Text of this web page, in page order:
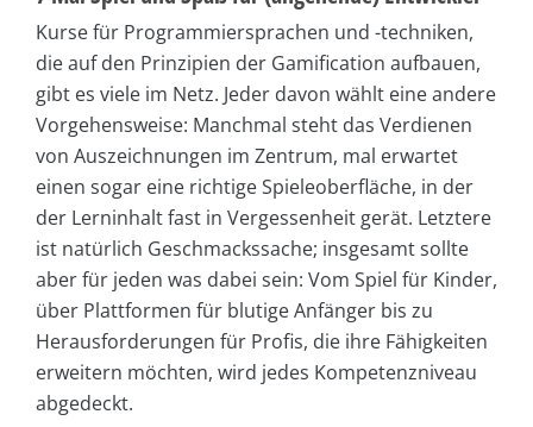
Kurse für Programmiersprachen und -techniken,
die auf den Prinzipien der Gamification aufbauen,
gibt es viele im Netz. Jeder davon wählt eine andere
Vorgehensweise: Manchmal steht das Verdienen
von Auszeichnungen im Zentrum, mal erwartet
einen sogar eine richtige Spieleoberfläche, in der
der Lerninhalt fast in Vergessenheit gerät. Letztere
ist natürlich Geschmackssache; insgesamt sollte
aber für jeden was dabei sein: Vom Spiel für Kinder,
über Plattformen für blutige Anfänger bis zu
Herausforderungen für Profis, die ihre Fähigkeiten
erweitern möchten, wird jedes Kompetenzniveau
abgedeckt.